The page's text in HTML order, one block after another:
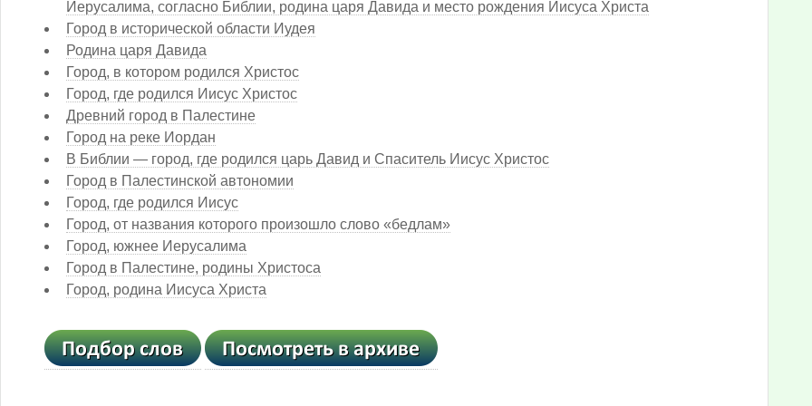
Иерусалима, согласно Библии, родина царя Давида и место рождения Иисуса Христа
Город в исторической области Иудея
Родина царя Давида
Город, в котором родился Христос
Город, где родился Иисус Христос
Древний город в Палестине
Город на реке Иордан
В Библии — город, где родился царь Давид и Спаситель Иисус Христос
Город в Палестинской автономии
Город, где родился Иисус
Город, от названия которого произошло слово «бедлам»
Город, южнее Иерусалима
Город в Палестине, родины Христоса
Город, родина Иисуса Христа